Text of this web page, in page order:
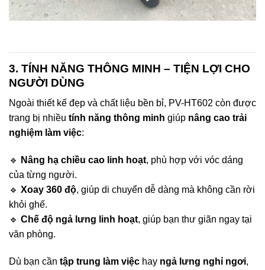
3. TÍNH NĂNG THÔNG MINH – TIỆN LỢI CHO
NGƯỜI DÙNG
Ngoài thiết kế đẹp và chất liệu bền bỉ, PV-HT602 còn được
trang bị nhiều tính năng thông minh giúp nâng cao trải
nghiệm làm việc:
🔹 Nâng hạ chiều cao linh hoạt, phù hợp với vóc dáng
của từng người.
🔹 Xoay 360 độ, giúp di chuyển dễ dàng mà không cần rời
khỏi ghế.
🔹 Chế độ ngả lưng linh hoạt, giúp bạn thư giãn ngay tại
văn phòng.
Dù bạn cần tập trung làm việc hay ngả lưng nghỉ ngơi,